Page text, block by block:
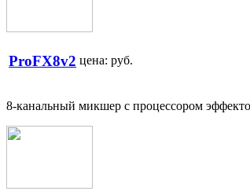
ProFX8v2 цена: руб.
8-канальный микшер с процессором